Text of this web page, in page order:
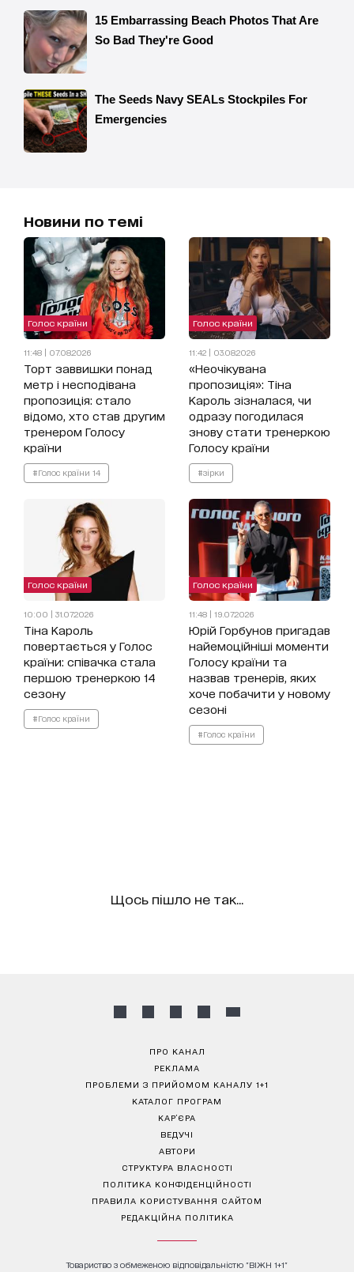
Новини по темі
Голос країни
11:48 | 07.08.2026
Торт заввишки понад
метр і несподівана
пропозиція: стало
відомо, хто став другим
тренером Голосу
країни
#Голос країни 14
Голос країни
11:42 | 03.08.2026
«Неочікувана
пропозиція»: Тіна
Кароль зізналася, чи
одразу погодилася
знову стати тренеркою
Голосу країни
#зірки
Голос країни
10:00 | 31.07.2026
Тіна Кароль
повертається у Голос
країни: співачка стала
першою тренеркою 14
сезону
#Голос країни
Голос країни
11:48 | 19.07.2026
Юрій Горбунов пригадав
найемоційніші моменти
Голосу країни та
назвав тренерів, яких
хоче побачити у новому
сезоні
#Голос країни
Щось пішло не так...
ПРО КАНАЛ
РЕКЛАМА
ПРОБЛЕМИ З ПРИЙОМОМ КАНАЛУ 1+1
КАТАЛОГ ПРОГРАМ
КАР’ЄРА
ВЕДУЧІ
АВТОРИ
СТРУКТУРА ВЛАСНОСТІ
ПОЛІТИКА КОНФІДЕНЦІЙНОСТІ
ПРАВИЛА КОРИСТУВАННЯ САЙТОМ
РЕДАКЦІЙНА ПОЛІТИКА
Товариство з обмеженою відповідальністю "ВІЖН 1+1"